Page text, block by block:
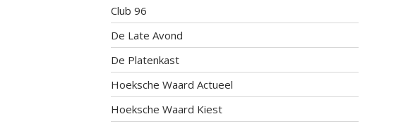
Club 96
De Late Avond
De Platenkast
Hoeksche Waard Actueel
Hoeksche Waard Kiest